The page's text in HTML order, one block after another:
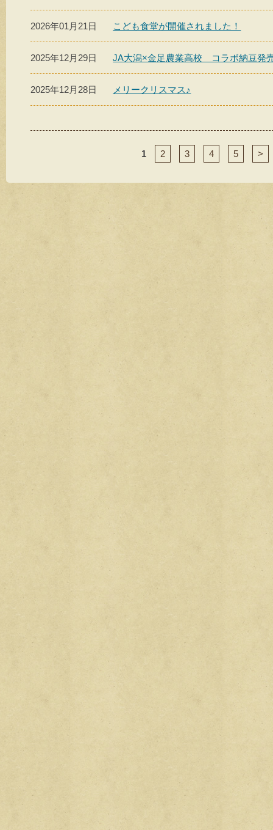
2026年01月21日 こども食堂が開催されました！
2025年12月29日 JA大潟×金足農業高校 コラボ納豆発
2025年12月28日 メリークリスマス♪
1 2 3 4 5 >